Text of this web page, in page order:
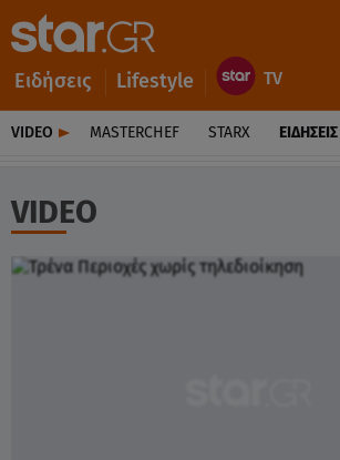
Ειδήσεις Lifestyle
VIDEO MASTERCHEF STARX ΕΙΔΉΣΕΙΣ
VIDEO